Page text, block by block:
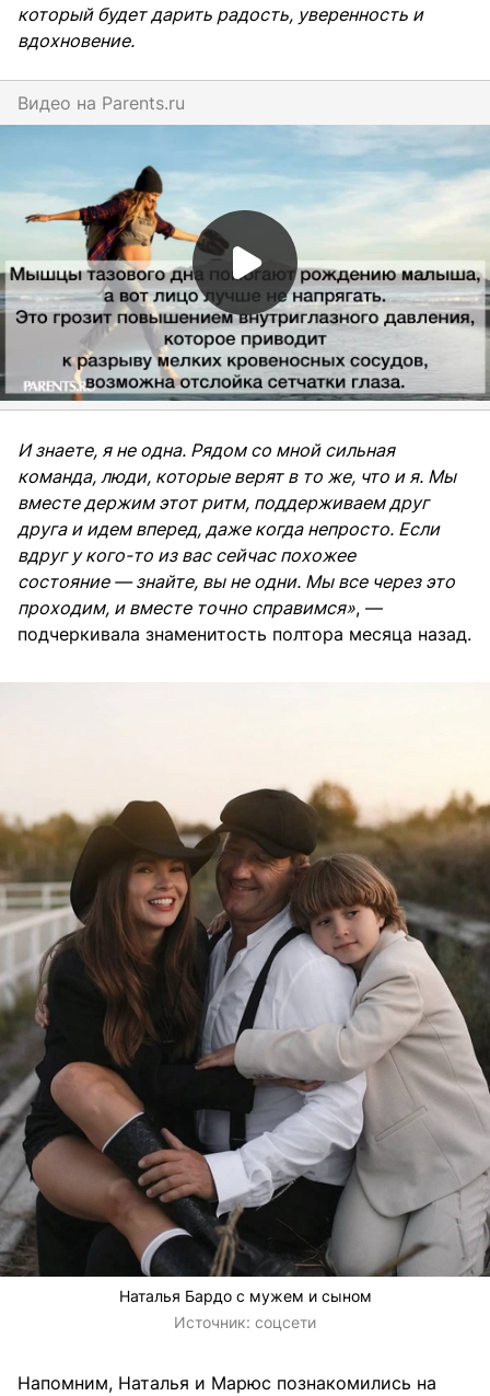
который будет дарить радость, уверенность и
вдохновение.
Видео на parents.ru
И знаете, я не одна. Рядом со мной сильная
команда, люди, которые верят в то же, что и я. Мы
вместе держим этот ритм, поддерживаем друг
друга и идем вперед, даже когда непросто. Если
вдруг у кого-то из вас сейчас похожее
состояние — знайте, вы не одни. Мы все через это
проходим, и вместе точно справимся», —
подчеркивала знаменитость полтора месяца назад.
Наталья Бардо с мужем и сыном
Источник: соцсети
Напомним, Наталья и Марюс познакомились на